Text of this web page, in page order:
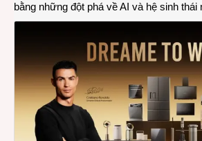
bằng những đột phá về AI và hệ sinh thái